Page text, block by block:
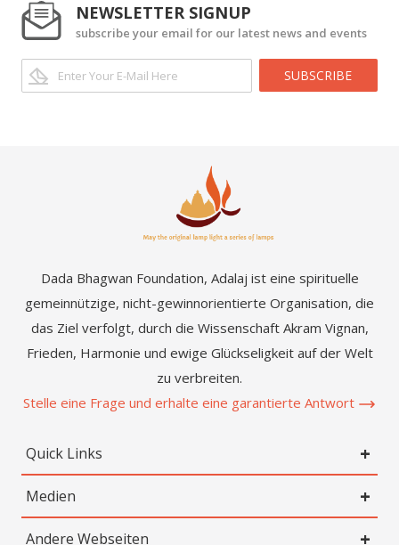
NEWSLETTER SIGNUP
subscribe your email for our latest news and events
SUBSCRIBE
Dada Bhagwan Foundation, Adalaj ist eine spirituelle
gemeinnützige, nicht-gewinnorientierte Organisation, die
das Ziel verfolgt, durch die Wissenschaft Akram Vignan,
Frieden, Harmonie und ewige Glückseligkeit auf der Welt
zu verbreiten.
Stelle eine Frage und erhalte eine garantierte Antwort
Quick Links
Medien
Andere Webseiten